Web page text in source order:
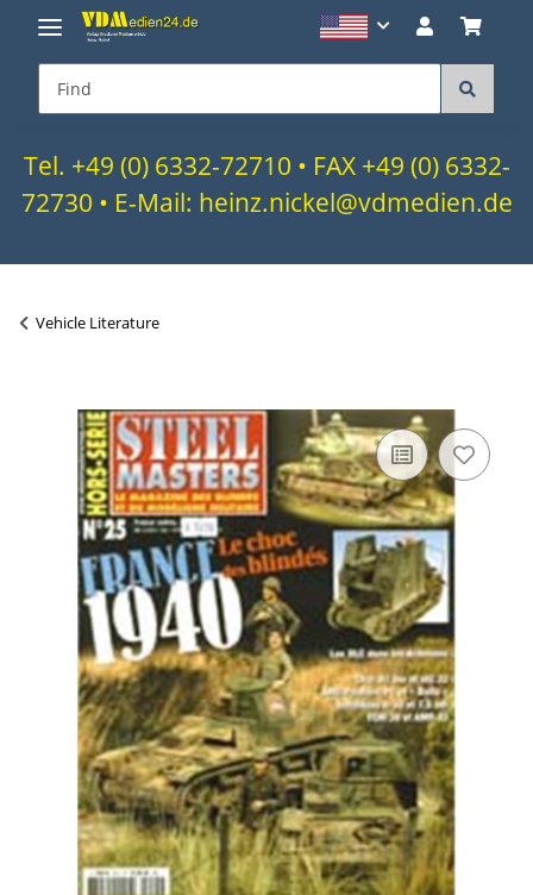
Tel. +49 (0) 6332-72710 • FAX +49 (0) 6332-
72730 • E-Mail: heinz.nickel@vdmedien.de
Vehicle Literature